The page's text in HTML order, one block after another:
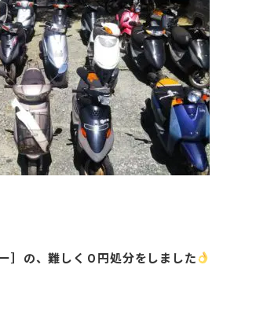
］の、難しく０円処分をしました